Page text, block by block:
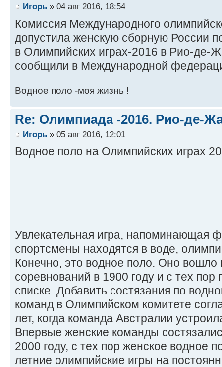
Игорь » 04 авг 2016, 18:54
Комиссия Международного
допустила женскую сборную России
в Олимпийских играх-2016 в Рио-де-
сообщили в Международной
Водное поло -моя жизнь !
Re: Олимпиада -2016. Рио-де-
Игорь » 05 авг 2016, 12:01
Водное поло на Олимпийских играх
Увлекательная игра, напоминающая
спортсмены находятся в воде,
Конечно, это водное поло. Оно вошло
соревнований в 1900 году и с тех пор
списке. Добавить состязания по
команд в Олимпийском комитете
лет, когда команда Австралии
Впервые женские команды
2000 году, с тех пор женское водное
летние олимпийские игры на